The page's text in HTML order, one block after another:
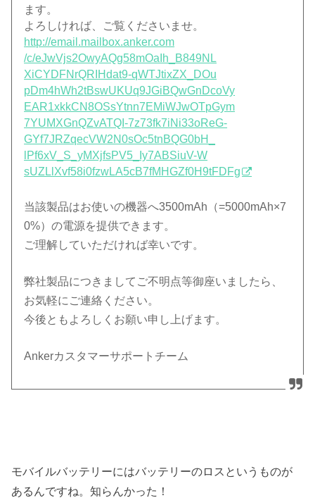
ます。
よろしければ、ご覧くださいませ。
http://email.mailbox.anker.com
/c/eJwVjs2OwyAQg58mOaIh_B849NL
XiCYDFNrQRIHdat9-qWTJtixZX_DOu
pDm4hWh2tBswUKUq9JGiBQwGnDcoVy
EAR1xkkCN8OSsYtnn7EMiWJwOTpGym
7YUMXGnQZvATQI-7z73fk7iNi33oReG-
GYf7JRZqecVW2N0sOc5tnBQG0bH_
lPf6xV_S_yMXjfsPV5_Iy7ABSiuV-W
sUZLlXvf58i0fzwLA5cB7fMHGZf0H9tFDFg
当該製品はお使いの機器へ3500mAh（=5000mAh×7
0%）の電源を提供できます。
ご理解していただければ幸いです。
弊社製品につきましてご不明点等御座いましたら、
お気軽にご連絡 ください。
今後ともよろしくお願い申し上げます。
Ankerカスタマーサポートチーム
モバイルバッテリーにはバッテリーのロスというものが
あるんですね。知らんかった！